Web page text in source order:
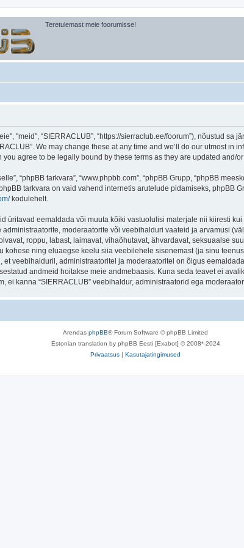
Teretulemast meie foorumisse!
"meid", “SIERRACLUB”, “https://sierraclub.ee/foorum”), nõustud
We may change these at any time and we’ll do our utmost
agree to be legally bound by these terms as they are updated and/
“phpBB tarkvara”, “www.phpbb.com”, “phpBB Grupp, “phpBB
tarkvara on vaid vahend internetis arutelude pidamiseks, phpBB
kodulehelt.
üritavad eemaldada või muuta kõiki vastuolulisi materjale nii kiiresti
moderaatorite või veebihalduri vaateid ja arvamusi
roppu, labast, laimavat, vihaõhutavat, ähvardavat, seksuaalse
ning eluaegse keelu siia veebilehele sisenemast (ja sinu
veebihalduril, administraatoritel ja moderaatoritel on õigus
andmeid hoitakse meie andmebaasis. Kuna seda teavet ei
ei kanna “SIERRACLUB” veebihaldur, administraatorid ega
Arendas phpBB® Forum Software © phpBB Limited
Estonian translation by phpBB Eesti [Exabot] © 2008*-2024
Privaatsus | Kasutajatingimused